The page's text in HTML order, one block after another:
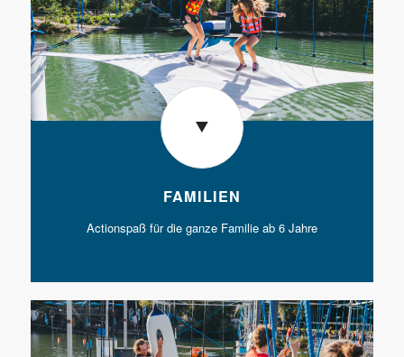
FAMILIEN
Actionspaß für die ganze Familie ab 6 Jahre